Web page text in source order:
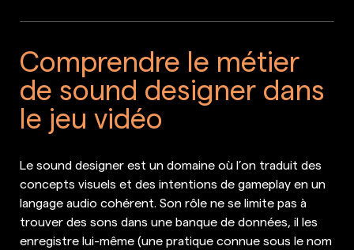
Comprendre le métier
de sound designer dans
le jeu vidéo
Le sound designer est un domaine où l’on traduit des
concepts visuels et des intentions de gameplay en un
langage audio cohérent. Son rôle ne se limite pas à
trouver des sons dans une banque de données, il les
enregistre lui-même (une pratique connue sous le nom